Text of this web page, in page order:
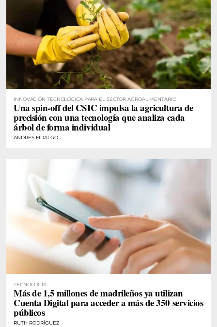
INNOVACIÓN TECNOLÓGICA PARA EL SECTOR AGROALIMENTARIO
Una spin-off del CSIC impulsa la agricultura de
precisión con una tecnología que analiza cada
árbol de forma individual
ANDRÉS FIDALGO
TECNOLOGÍA
Más de 1,5 millones de madrileños ya utilizan
Cuenta Digital para acceder a más de 350 servicios
públicos
RUTH RODRÍGUEZ